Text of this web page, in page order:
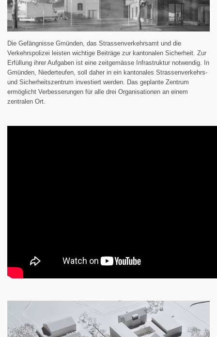
Die Gefängnisse Gmünden, das Strassenverkehrsamt und die
Verkehrspolizei leisten wichtige Beiträge zur kantonalen Sicherheit. Zur
Erfüllung ihrer Aufgaben ist eine zeitgemässe Infrastruktur notwendig. In
Gmünden, Niederteufen, soll daher in ein kantonales Strassenverkehrs-
und Sicherheitszentrum investiert werden. Das geplante Zentrum
ermöglicht Verbesserungen für alle drei Organisationen an einem
zentralen Ort.